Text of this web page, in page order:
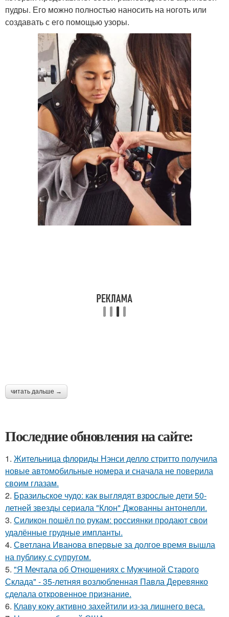
пудры. Его можно полностью наносить на ноготь или
создавать с его помощью узоры.
читать дальше →
Последние обновления на сайте:
1. Жительница флориды Нэнси делло стритто получила
новые автомобильные номера и сначала не поверила
своим глазам.
2. Бразильское чудо: как выглядят взрослые дети 50-
летней звезды сериала "Клон" Джованны антонелли.
3. Силикон пошёл по рукам: россиянки продают свои
удалённые грудные импланты.
4. Светлана Иванова впервые за долгое время вышла
на публику с супругом.
5. "Я Мечтала об Отношениях с Мужчиной Старого
Склада" - 35-летняя возлюбленная Павла Деревянко
сделала откровенное признание.
6. Клаву коку активно захейтили из-за лишнего веса.